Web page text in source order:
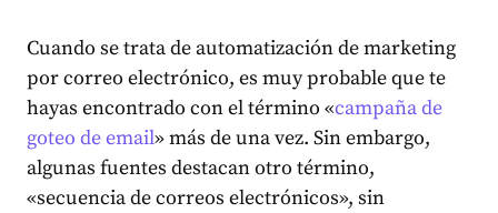
Cuando se trata de automatización de marketing
por correo electrónico, es muy probable que te
hayas encontrado con el término «campaña de
goteo de email» más de una vez. Sin embargo,
algunas fuentes destacan otro término,
«secuencia de correos electrónicos», sin